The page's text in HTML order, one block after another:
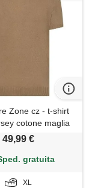
Zone cz - t-shirt
cotone maglia
slim fit maglietta
raffinata (beige,
49,99 €
gratuita
XL